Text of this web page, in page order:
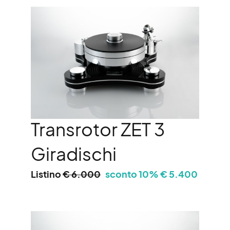
Transrotor ZET 3
Giradischi
Listino€ 6.000 sconto 10% € 5.400